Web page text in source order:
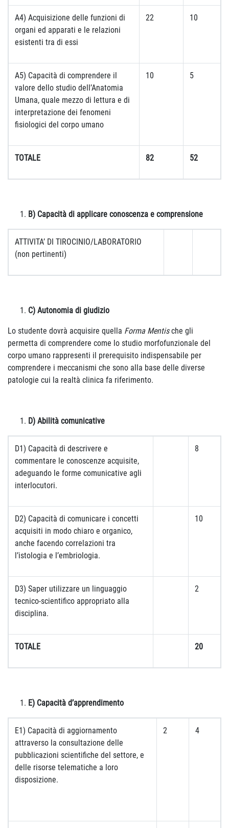
A4) Acquisizione delle funzioni di
organi ed apparati e le relazioni
esistenti tra di essi
22 10
A5) Capacità di comprendere il
valore dello studio dell’Anatomia
Umana, quale mezzo di lettura e di
interpretazione dei fenomeni
fisiologici del corpo umano
10 5
TOTALE 82 52
B) Capacità di applicare conoscenza e comprensione
ATTIVITA’ DI TIROCINIO/LABORATORIO
(non pertinenti)
C) Autonomia di giudizio
Lo studente dovrà acquisire quella Forma Mentische gli
permetta di comprendere come lo studio morfofunzionale del
corpo umano rappresenti il prerequisito indispensabile per
comprendere i meccanismi che sono alla base delle diverse
patologie cui la realtà clinica fa riferimento.
D) Abilità comunicative
D1) Capacità di descrivere e
commentare le conoscenze acquisite,
adeguando le forme comunicative agli
interlocutori.
8
D2) Capacità di comunicare i concetti
acquisiti in modo chiaro e organico,
anche facendo correlazioni tra
l’istologia e l’embriologia.
10
D3) Saper utilizzare un linguaggio
tecnico-scientifico appropriato alla
disciplina.
2
TOTALE 20
E) Capacità d’apprendimento
E1) Capacità di aggiornamento
attraverso la consultazione delle
pubblicazioni scientifiche del settore, e
delle risorse telematiche a loro
disposizione.
2 4